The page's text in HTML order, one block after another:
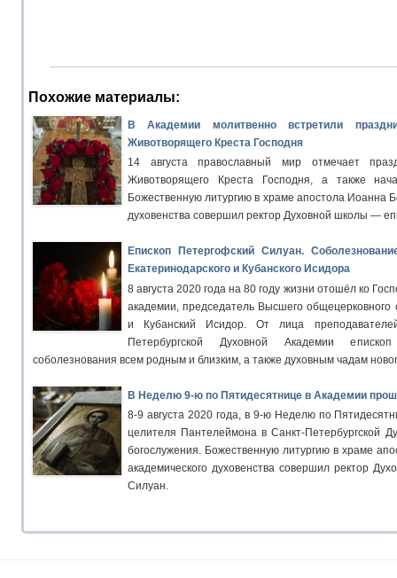
Похожие материалы:
В Академии молитвенно встретили
Животворящего Креста Господня
14 августа православный мир отмечает
Животворящего Креста Господня, а также
Божественную литургию в храме апостола Иоанна
духовенства совершил ректор Духовной школы —
Епископ Петергофский Силуан.
Екатеринодарского и Кубанского Исидора
8 августа 2020 года на 80 году жизни отошёл ко
академии, председатель Высшего
и Кубанский Исидор. От лица
Петербургской Духовной Академии
соболезнования всем родным и близким, а также духовным чадам
В Неделю 9-ю по Пятидесятнице в Академии
8-9 августа 2020 года, в 9-ю Неделю по
целителя Пантелеймона в Санкт-Петербургской
богослужения. Божественную литургию в храме
академического духовенства совершил ректор
Силуан.